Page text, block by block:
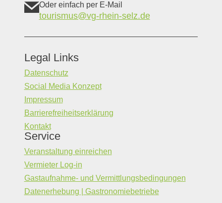
Oder einfach per E-Mail
tourismus@vg-rhein-selz.de
Legal Links
Datenschutz
Social Media Konzept
Impressum
Barrierefreiheitserklärung
Kontakt
Service
Veranstaltung einreichen
Vermieter Log-in
Gastaufnahme- und Vermittlungsbedingungen
Datenerhebung | Gastronomiebetriebe